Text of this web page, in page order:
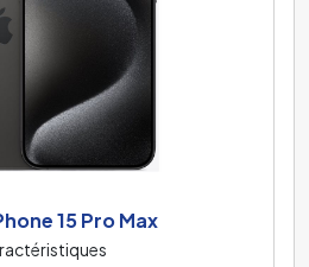
15 Pro Max